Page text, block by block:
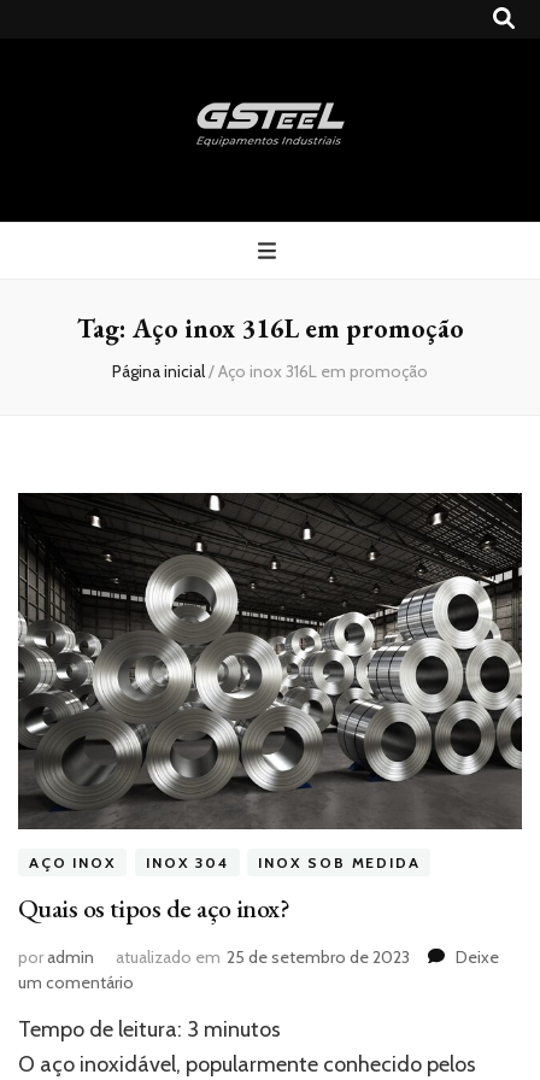
Gsteel
Tag: Aço inox 316L em promoção
Página inicial/Aço inox 316L em promoção
AÇO INOX INOX 304 INOX SOB MEDIDA
Quais os tipos de aço inox?
poradmin atualizado em 25 de setembro de 2023
Deixe
um comentário
os
tipos
Tempo de leitura: 3 minutos
O aço inoxidável, popularmente conhecido pelos